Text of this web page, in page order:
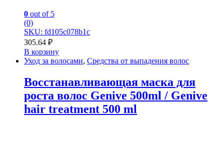
0 out of 5
(0)
SKU: fd105c078b1c
305.64 ₽
В корзину
Уход за волосами, Средства от выпадения волос
Восстанавливающая маска для
роста волос Genive 500ml / Genive
hair treatment 500 ml